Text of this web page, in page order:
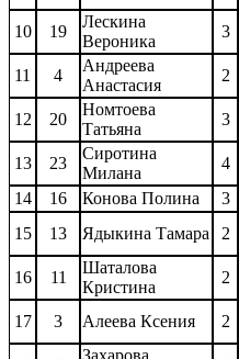
10 19
Лескина
Вероника
3
11 4
Андреева
Анастасия
2
12 20
Номтоева
Татьяна
3
13 23
Сиротина
Милана
4
14
16 Конова Полина 3
15
13 Ядыкина Тамара 2
16 11
Шаталова
Кристина
2
17 3 Алеева Ксения 2
Захарова